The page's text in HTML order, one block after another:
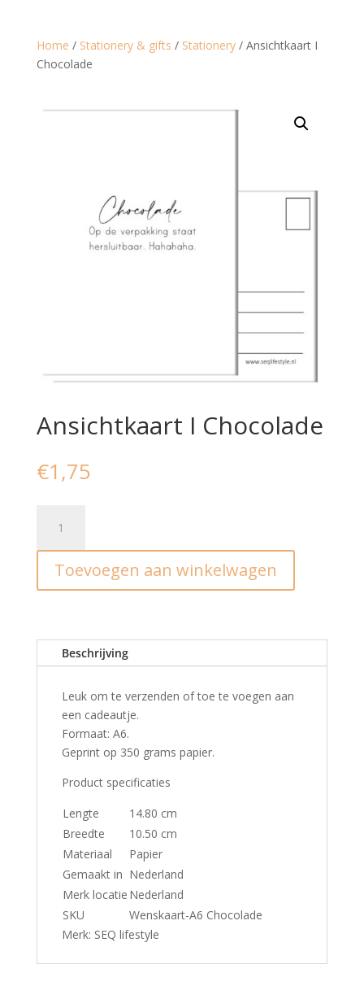
Home / Stationery & gifts / Stationery/ Ansichtkaart I
Chocolade
Ansichtkaart I Chocolade
€1,75
Chocolade
aantalToevoegen aan winkelwagen
Beschrijving
Leuk om te verzenden of toe te voegen aan
een cadeautje.
Formaat: A6.
Geprint op 350 grams papier.
Product specificaties
Lengte
14.80 cm
Breedte
10.50 cm
Materiaal
Papier
Gemaakt in Nederland
Merk locatie Nederland
SKU
Wenskaart-A6 Chocolade
Merk: SEQ lifestyle